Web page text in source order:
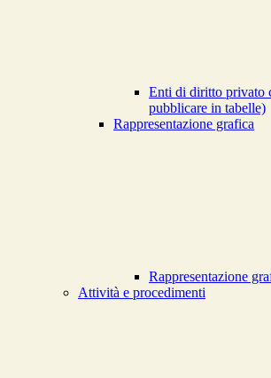
Enti di diritto privato
pubblicare in tabelle)
Rappresentazione grafica
Rappresentazione
Attività e procedimenti